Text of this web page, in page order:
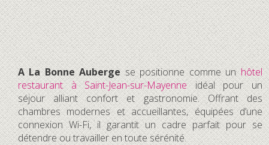
A La Bonne Aubergese positionne comme unhôtel
restaurant à Saint-Jean-sur-Mayenneidéal pour un
séjour alliant confort et gastronomie. Offrant des
chambres modernes et accueillantes, équipées d’une
connexion Wi-Fi, il garantit un cadre parfait pour se
détendre ou travailler en toute sérénité.